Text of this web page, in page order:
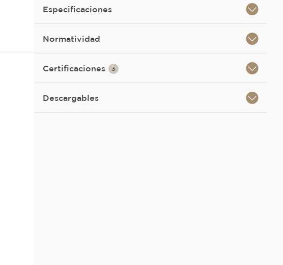
Especificaciones
Normatividad
Certificaciones 3
Descargables